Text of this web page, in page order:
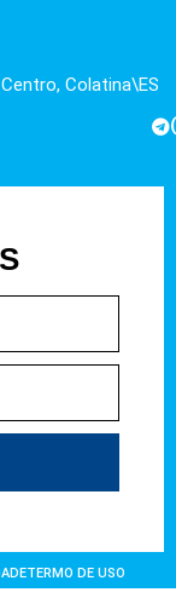
Colatina\ES
TERMO DE USO